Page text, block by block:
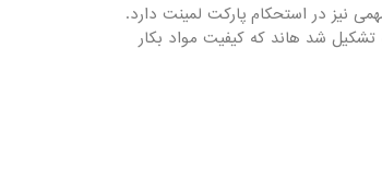
نیز در استحکام پارکت لمینت دارد.
های پارکت لمینت تحت فشار بصورت یکپارچه تولید و عرضه می گردند. تمامی پارکت لمینت های بازار به طور کلی از همین 4 لایه تشکیل شد هاند که کیفیت مواد بکار